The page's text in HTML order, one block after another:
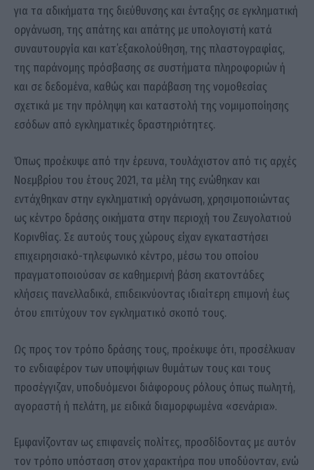
για τα αδικήματα της διεύθυνσης και ένταξης σε εγκληματική
οργάνωση, της απάτης και απάτης με υπολογιστή κατά
συναυτουργία και κατ΄εξακολούθηση, της πλαστογραφίας,
της παράνομης πρόσβασης σε συστήματα πληροφοριών ή
και σε δεδομένα, καθώς και παράβαση της νομοθεσίας
σχετικά με την πρόληψη και καταστολή της νομιμοποίησης
εσόδων από εγκληματικές δραστηριότητες.
Όπως προέκυψε από την έρευνα, τουλάχιστον από τις αρχές
Νοεμβρίου του έτους 2021, τα μέλη της ενώθηκαν και
εντάχθηκαν στην εγκληματική οργάνωση, χρησιμοποιώντας
ως κέντρο δράσης οικήματα στην περιοχή του Ζευγολατιού
Κορινθίας. Σε αυτούς τους χώρους είχαν εγκαταστήσει
επιχειρησιακό-τηλεφωνικό κέντρο, μέσω του οποίου
πραγματοποιούσαν σε καθημερινή βάση εκατοντάδες
κλήσεις πανελλαδικά, επιδεικνύοντας ιδιαίτερη επιμονή έως
ότου επιτύχουν τον εγκληματικό σκοπό τους.
Ως προς τον τρόπο δράσης τους, προέκυψε ότι, προσέλκυαν
το ενδιαφέρον των υποψήφιων θυμάτων τους και τους
προσέγγιζαν, υποδυόμενοι διάφορους ρόλους όπως πωλητή,
αγοραστή ή πελάτη, με ειδικά διαμορφωμένα «σενάρια».
Εμφανίζονταν ως επιφανείς πολίτες, προσδίδοντας με αυτόν
τον τρόπο υπόσταση στον χαρακτήρα που υποδύονταν, ενώ